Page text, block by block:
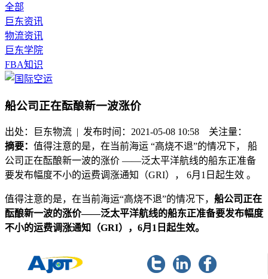
全部
巨东资讯
物流资讯
巨东学院
FBA知识
船公司正在酝酿新一波涨价
出处：巨东物流 | 发布时间：2021-05-08 10:58 关注量：
摘要： 值得注意的是，在当前海运 “高烧不退”的情况下， 船
公司正在酝酿新一波的涨价 ——泛太平洋航线的船东正准备
要发布幅度不小的运费调涨通知（GRI）， 6月1日起生效 。
值得注意的是，在当前海运“高烧不退”的情况下， 船公司正在
酝酿新一波的涨价——泛太平洋航线的船东正准备要发布幅度
不小的运费调涨通知（GRI）， 6月1日起生效。